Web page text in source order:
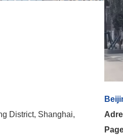
District, Shanghai,